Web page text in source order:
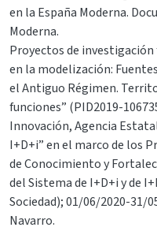
en la España Moderna.
Moderna.
Proyectos de
en la modelización:
el Antiguo Régimen.
funciones” (PID2019-
Innovación, Agencia
I+D+i” en el marco de los
de Conocimiento y
del Sistema de I+D+i y de
Sociedad); 01/06/2020-31/
Navarro.